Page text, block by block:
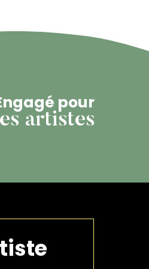
pour
artistes